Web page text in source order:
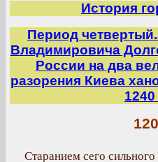
История
Период
Владимировича
России на два
разорения Киева
Старанием сего